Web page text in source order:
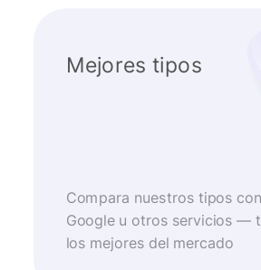
Mejores tipos
Compara nuestros tipos
Google u otros servicios —
los mejores del mercado